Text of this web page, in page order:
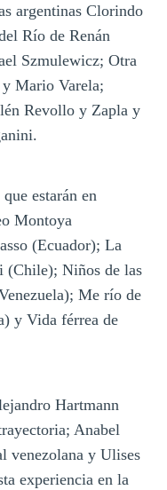
argentinas Clorindo
Río de Renán
Szmulewicz; Otra
Mario Varela;
Revollo y Zapla y
estarán en
Montoya
(Ecuador); La
(Chile); Niños de las
Me río de
y Vida férrea de
Hartmann
Anabel
venezolana y Ulises
experiencia en la